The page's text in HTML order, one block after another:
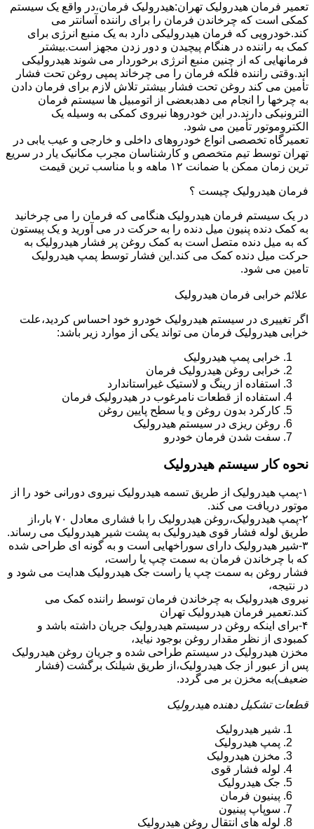
تعمیر فرمان هیدرولیک تهران:هیدرولیک فرمان،در واقع یک سیستم
کمکی است که چرخاندن فرمان را برای راننده آسانتر می
کند.خودرویی که فرمان هیدرولیکی دارد به یک منبع انرژی برای
کمک به راننده در هنگام پیچیدن و دور زدن مجهز است.بیشتر
فرمانهایی که از چنین منبع انرژی برخوردار می شوند هیدرولیکی
اند.وقتی راننده فلکه فرمان را می چرخاند پمپی روغن تحت فشار
تأمین می کند روغن تحت فشار بیشتر تلاش لازم برای فرمان دادن
به چرخها را انجام می دهدبعضی از اتومبیل ها سیستم فرمان
الترونیکی دارند.در این خودروها نیروی کمکی به وسیله یک
الکتروموتور تأمین می شود.
تعمیرگاه تخصصی انواع خودروهای داخلی و خارجی و عیب یابی در
تهران توسط تیم متخصص و کارشناسان مجرب مکانیک یار در سریع
ترین زمان ممکن با ضمانت ۱۲ ماهه و با مناسب ترین قیمت
فرمان هیدرولیک چیست ؟
در یک سیستم فرمان هیدرولیک هنگامی که فرمان را می چرخانید
به کمک دنده پنیون میل دنده را به حرکت در می آورید و یک پیستون
که به میل دنده متصل است به کمک روغن پر فشار هیدرولیک به
حرکت میل دنده کمک می کند.این فشار توسط پمپ هیدرولیک
تامین می شود.
علائم خرابی فرمان هیدرولیک
اگر تغییری در سیستم هیدرولیک خودرو خود احساس کردید،علت
خرابی هیدرولیک فرمان می تواند یکی از موارد زیر باشد:
خرابی پمپ هیدرولیک
خرابی روغن هیدرولیک فرمان
استفاده از رینگ و لاستیک غیراستاندارد
استفاده از قطعات نامرغوب در هیدرولیک فرمان
کارکرد بدون روغن و یا سطح پایین روغن
روغن ریزی در سیستم هیدرولیک
سفت شدن فرمان خودرو
نحوه کار سیستم هیدرولیک
۱-پمپ هیدرولیک از طریق تسمه هیدرولیک نیروی دورانی خود را از
موتور دریافت می کند.
۲-پمپ هیدرولیک،روغن هیدرولیک را با فشاری معادل ۷۰ بار،از
طریق لوله فشار قوی هیدرولیک به پشت شیر هیدرولیک می رساند.
۳-شیر هیدرولیک دارای سوراخهایی است و به گونه ای طراحی شده
که با چرخاندن فرمان به سمت چپ یا راست،
فشار روغن به سمت چپ یا راست جک هیدرولیک هدایت می شود و
در نتیجه،
نیروی هیدرولیک به چرخاندن فرمان توسط راننده کمک می
کند.تعمیر فرمان هیدرولیک تهران
۴-برای اینکه روغن در سیستم هیدرولیک جریان داشته باشد و
کمبودی از نظر مقدار روغن بوجود نیاید،
مخزن هیدرولیک در سیستم طراحی شده و جریان روغن هیدرولیک
پس از عبور از جک هیدرولیک،از طریق شیلنک برگشت (فشار
ضعیف)به مخزن بر می گردد.
قطعات تشکیل دهنده هیدرولیک
شیر هیدرولیک
پمپ هیدرولیک
مخزن هیدرولیک
لوله فشار قوی
جک هیدرولیک
پینیون فرمان
سوپاپ پینیون
لوله های انتقال روغن هیدرولیک